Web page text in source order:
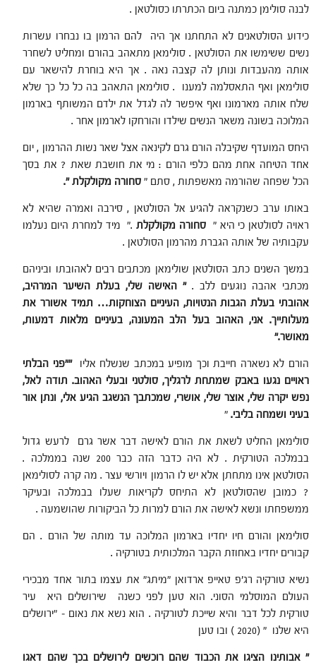
לבנה סולימן כמתנה ביום הכתרתו כסולטאן .
כידוע הסולטאנים לא התחתנו אך היה להם הרמון בו נבחרו עשרות
נשים ששימשו את הסולטאן . סולימאן מתאהב בהורם ומחליט לשחרר
אותה מהעבדות ונותן לה קצבה נאה . אך היא בוחרת להישאר עם
סולימאן ואף התאסלמה למענו . סולימאן התאהב בה כל כל כך שלא
שלח אותה מארמונו ואף איפשר לה לגדל את ילדם המשותף בארמון
המלוכה בשונה משאר הנשים שילדו והורחקו לארמון אחר .
היחס המועדף שקיבלה הורם גרם לקינאה אצל שאר נשות ההרמון , יום
אחד הטיחה אחת מהם כלפי הורם : מי את חושבת שאת ? את בסך
הכל שפחה שהורמה מאשפתות , סתם " סחורה מקולקלת ".
באותו ערב כשנקראה להגיע אל הסולטאן , סירבה ואמרה שהיא לא
ראויה לסולטאן כי היא " סחורה מקולקלת." מיד למחרת היום נעלמו
עקבותיה של אותה הגברת מהרמון הסולטאן .
במשך השנים כתב הסולטאן שולימאן מכתבים רבים לאהובתו וביניהם
מכתבי אהבה נוגעים ללב ."האישה שלי, בעלת השיער המרהיב,
אהובתי בעלת הגבות הנטויות, העיניים הצוחקות… תמיד אשורר את
מעלותייך. אני, האהוב בעל הלב המעונה, בעיניים מלאות דמעות,
מאושר."
הורם לא נשארה חייבת וכך מופיע במכתב שנשלח אליו""פני הבלתי
ראויים נגעו באבק שמתחת לרגליך, סולטני ובעלי האהוב. תודה לאל,
נפש יקרה שלי, אוצר שלי, אושרי, שמכתבך הנשגב הגיע אלי, ונתן אור
בעיני ושמחה בליבי.
"
סולימאן החליט לשאת את הורם לאישה דבר אשר גרם לרעש גדול
בבמלכה הטורקית . לא היה כדבר הזה כבר 200 שנה בממלכה .
הסולטאן אינו מתחתן אלא יש לו הרמון ויורשי עצר . מה קרה לסולימאן
? כמובן שהסולטאן לא התיחס לקריאות שעלו בבמלכה ובעיקר
ממשפחתו ונשא לאישה את הורם למרות כל הביקורות שהושמעה .
סולימאן והורם חיו יחדיו בארמון המלוכה עד מותה של הורם . הם
קבורים יחדיו באחוזת הקבר המלכותית בטורקיה .
נשיא טורקיה רג'פ טאייפ ארדואן "מיתג" את עצמו בתור אחד מבכירי
העולם המוסלמי הסוני. הוא טען לפני כשנה שירושלים היא עיר
טורקית לכל דבר והיא שייכת לטורקיה . הוא נשא את נאום – "ירושלים
היא שלנו " (2020 ) ובו טען
" אבותינו הציגו את הכבוד שהם רוכשים לירושלים בכך שהם דאגו